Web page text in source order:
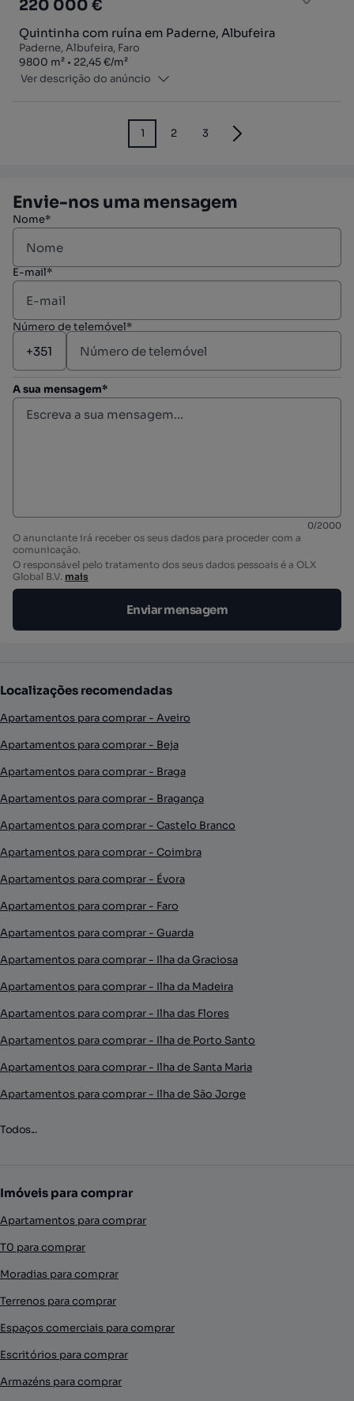
220 000 €
Quintinha com ruína em Paderne, Albufeira
Paderne, Albufeira, Faro
Zona
9800 m²
Preço por metro quadrado
22,45 €/m²
Ver descrição do anúncio
1 2 3
Envie-nos uma mensagem
Nome*
E-mail*
Número de telemóvel*
A sua mensagem*
0/2000
O anunciante irá receber os seus dados para proceder com a
comunicação.
O responsável pelo tratamento dos seus dados pessoais é a OLX
Global B.V. mais
Enviar mensagem
Localizações recomendadas
Apartamentos para comprar - Aveiro
Apartamentos para comprar - Beja
Apartamentos para comprar - Braga
Apartamentos para comprar - Bragança
Apartamentos para comprar - Castelo Branco
Apartamentos para comprar - Coimbra
Apartamentos para comprar - Évora
Apartamentos para comprar - Faro
Apartamentos para comprar - Guarda
Apartamentos para comprar - Ilha da Graciosa
Apartamentos para comprar - Ilha da Madeira
Apartamentos para comprar - Ilha das Flores
Apartamentos para comprar - Ilha de Porto Santo
Apartamentos para comprar - Ilha de Santa Maria
Apartamentos para comprar - Ilha de São Jorge
Todos...
Imóveis para comprar
Apartamentos para comprar
T0 para comprar
Moradias para comprar
Terrenos para comprar
Espaços comerciais para comprar
Escritórios para comprar
Armazéns para comprar